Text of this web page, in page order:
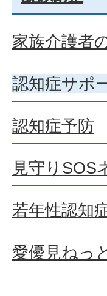
家族介護者
認知症サポ
認知症予防
見守りSOS
若年性認知
愛優見ねっ